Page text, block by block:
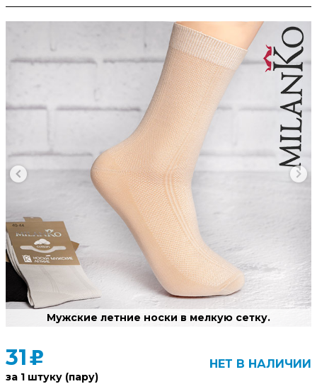
31u
за 1 штуку (пару)
НЕТ В НАЛИЧИИ
Мужские летние носки в мелкую сетку.